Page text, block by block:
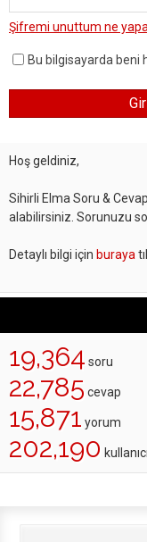
Şifremi unuttum ne
Bu bilgisayarda beni
Hoş geldiniz,
Sihirli Elma Soru &
alabilirsiniz. Sorunuzu
Detaylı bilgi için buraya
19,364 soru
22,785 cevap
15,871 yorum
202,190 kullanıcı